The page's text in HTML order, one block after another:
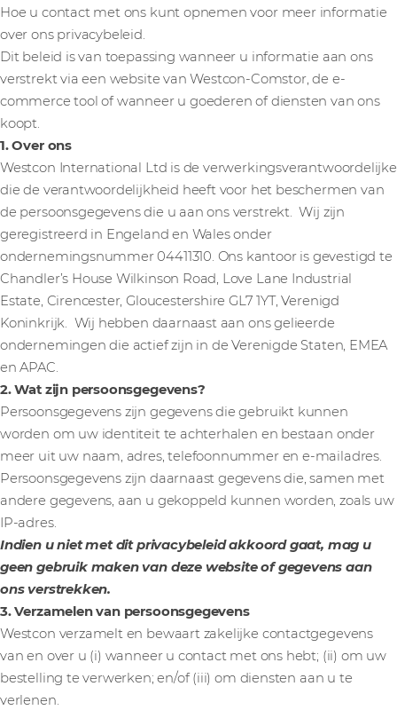
Hoe u contact met ons kunt opnemen voor meer informatie
over ons privacybeleid.
Dit beleid is van toepassing wanneer u informatie aan ons
verstrekt via een website van Westcon-Comstor, de e-
commerce tool of wanneer u goederen of diensten van ons
koopt.
1. Over ons
Westcon International Ltd is de verwerkingsverantwoordelijke
die de verantwoordelijkheid heeft voor het beschermen van
de persoonsgegevens die u aan ons verstrekt. Wij zijn
geregistreerd in Engeland en Wales onder
ondernemingsnummer 04411310. Ons kantoor is gevestigd te
Chandler’s House Wilkinson Road, Love Lane Industrial
Estate, Cirencester, Gloucestershire GL7 1YT, Verenigd
Koninkrijk. Wij hebben daarnaast aan ons gelieerde
ondernemingen die actief zijn in de Verenigde Staten, EMEA
en APAC.
2. Wat zijn persoonsgegevens?
Persoonsgegevens zijn gegevens die gebruikt kunnen
worden om uw identiteit te achterhalen en bestaan onder
meer uit uw naam, adres, telefoonnummer en e-mailadres.
Persoonsgegevens zijn daarnaast gegevens die, samen met
andere gegevens, aan u gekoppeld kunnen worden, zoals uw
IP-adres.
Indien u niet met dit privacybeleid akkoord gaat, mag u
geen gebruik maken van deze website of gegevens aan
ons verstrekken.
3. Verzamelen van persoonsgegevens
Westcon verzamelt en bewaart zakelijke contactgegevens
van en over u (i) wanneer u contact met ons hebt; (ii) om uw
bestelling te verwerken; en/of (iii) om diensten aan u te
verlenen.